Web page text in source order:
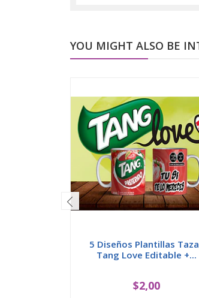
YOU MIGHT ALSO BE
5 Diseños Plantillas
Tang Love Editable +...
$2,00